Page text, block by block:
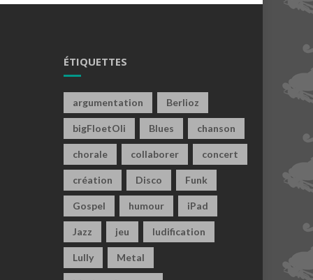
ÉTIQUETTES
argumentation Berlioz
bigFloetOli Blues chanson
chorale collaborer concert
création Disco Funk
Gospel humour iPad
Jazz jeu ludification
Lully Metal